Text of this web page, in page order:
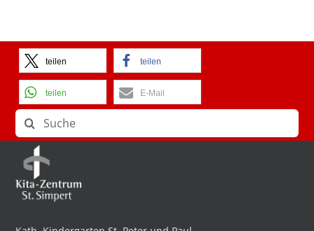
teilen teilen
teilen E-Mail
Suche
nach: